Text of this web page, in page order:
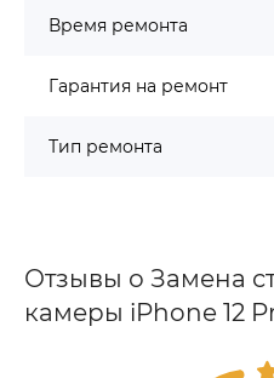
Время ремонта
Гарантия на ремонт
Тип ремонта
Отзывы о Замена
камеры iPhone 12